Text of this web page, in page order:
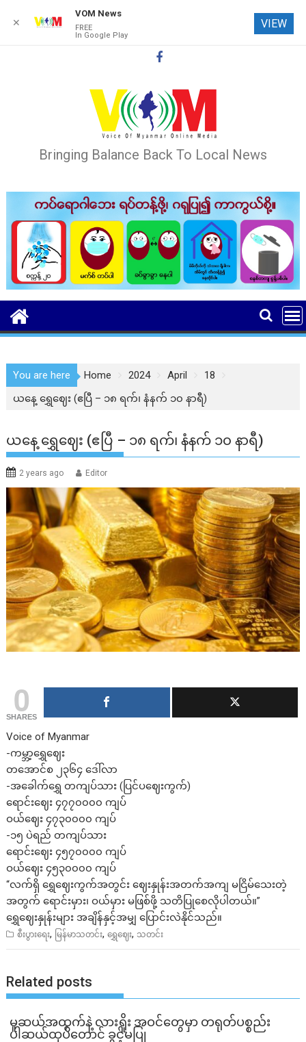
Bringing Balance Back To Local News
You are here Home 2024 April
18
ယနေ့ ရွှေဈေး (ဧပြီ – ၁၈ ရက်၊ နံနက် ၁၀ နာရီ)
ယနေ့ ရွှေဈေး (ဧပြီ – ၁၈ ရက်၊ နံနက် ၁၀ နာရီ)
2 years ago Editor
0
SHARES
Voice of Myanmar
-ကမ္ဘာ့ရွှေဈေး
တအောင်စ ၂၃၆၄ ဒေါ်လာ
-အခေါက်ရွှေ တကျပ်သား (ပြင်ပဈေးကွက်)
ရောင်းဈေး ၄၇၇၀၀၀၀ ကျပ်
ဝယ်ဈေး ၄၇၃၀၀၀၀ ကျပ်
-၁၅ ပဲရည် တကျပ်သား
ရောင်းဈေး ၄၅၇၀၀၀၀ ကျပ်
ဝယ်ဈေး ၄၅၃၀၀၀၀ ကျပ်
“လက်ရှိ ရွှေဈေးကွက်အတွင်း ဈေးနှုန်းအတက်အကျ မငြိမ်သေးတဲ့
အတွက် ရောင်းမှား၊ ဝယ်မှား မဖြစ်ဖို့ သတိပြုစေလိုပါတယ်။”
ရွှေဈေးနှုန်းများ အချိန်နှင့်အမျှ ပြောင်းလဲနိုင်သည်။
စီးပွားရေး, မြန်မာသတင်း,ရွှေဈေး, သတင်း
Related posts
မူဆယ်အထွက်နဲ့ လားရှိုး အဝင်တွေမှာ တရုတ်ပစ္စည်း
ပါဆယ်ထုပ်တောင် ခွင့်မပြု
✕
VOM News
FREE
In Google Play
VIEW